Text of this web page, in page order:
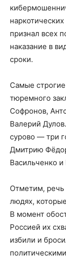
признал всех
наказание в
сроки.
Самые
тюремного
Софронов,
Валерий
сурово — три
Дмитрию
Васильченко и
Отметим, речь
людях,
В момент
Россией их
избили и